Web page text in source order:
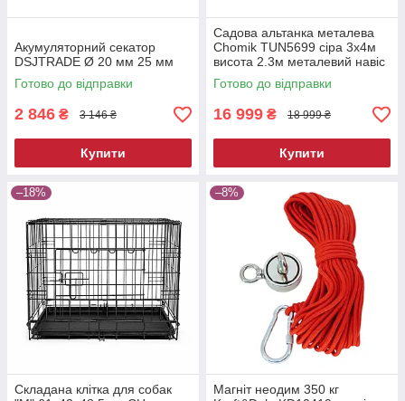
Акумуляторний секатор
DSJTRADE Ø 20 мм 25 мм
Готово до відправки
2 846 ₴ 3 146 ₴
Купити
Садова альтанка металева
Chomik TUN5699 сіра 3х4м
висота 2.3м металевий навіс
від сонця
Готово до відправки
16 999 ₴ 18 999 ₴
Купити
–18%
Складана клітка для собак
–8%
Магніт неодим 350 кг